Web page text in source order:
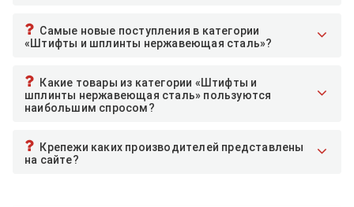
Самые новые поступления в категории
«Штифты и шплинты нержавеющая сталь»?
Какие товары из категории «Штифты и
шплинты нержавеющая сталь» пользуются
наибольшим спросом?
Крепежи каких производителей представлены
на сайте?